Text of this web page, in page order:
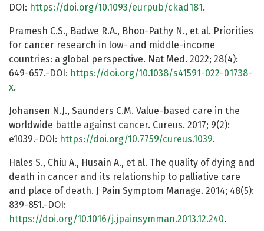
DOI: https://doi.org/10.1093/eurpub/ckad181 .
Pramesh C.S., Badwe R.A., Bhoo-Pathy N., et al. Priorities
for cancer research in low- and middle-income
countries: a global perspective. Nat Med. 2022; 28(4):
649-657.-DOI: https://doi.org/10.1038/s41591-022-01738-
x.
Johansen N.J., Saunders C.M. Value-based care in the
worldwide battle against cancer. Cureus. 2017; 9(2):
e1039.-DOI: https://doi.org/10.7759/cureus.1039.
Hales S., Chiu A., Husain A., et al. The quality of dying and
death in cancer and its relationship to palliative care
and place of death. J Pain Symptom Manage. 2014; 48(5):
839-851.-DOI:
https://doi.org/10.1016/j.jpainsymman.2013.12.240.